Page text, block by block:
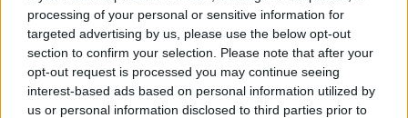
processing of your personal or sensitive information for
targeted advertising by us, please use the below opt-out
section to confirm your selection. Please note that after your
opt-out request is processed you may continue seeing
interest-based ads based on personal information utilized by
us or personal information disclosed to third parties prior to